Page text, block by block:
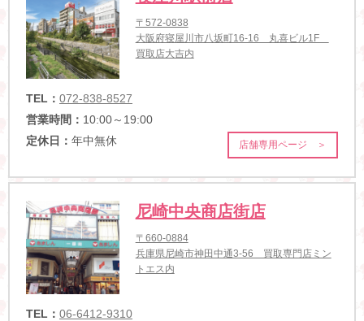
〒572-0838
大阪府寝屋川市八坂町16-16 丸喜ビル1F
買取店大吉内
TEL： 072-838-8527
営業時間： 10:00～19:00
定休日： 年中無休 店舗専用ページ ＞
尼崎中央商店街店
〒660-0884
兵庫県尼崎市神田中通3-56 買取専門店ミン
トエス内
TEL： 06-6412-9310